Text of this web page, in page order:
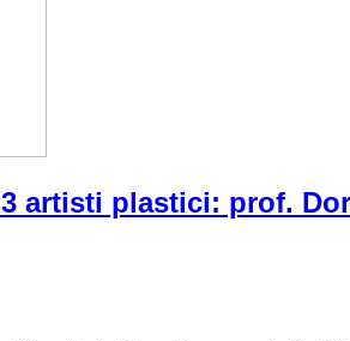
artisti plastici: prof.